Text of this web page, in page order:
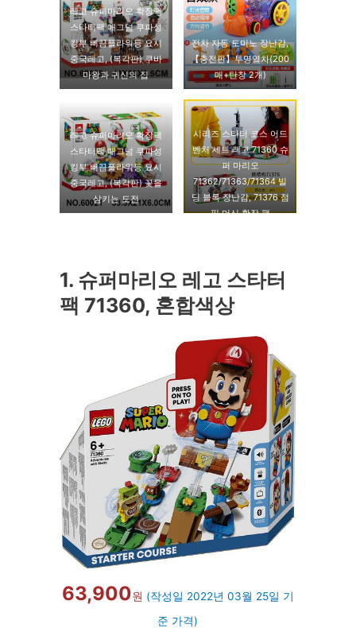
레고 슈퍼마리오 확장팩
스타터팩 매그넘 쿠파성
킹부 뻐끔플라워등 요시
중국레고, (복각판) 쿠바
마왕과 귀신의 집
전차 자동 도미노 장난감,
【충전판】투명열차(200
매+탄창 2개)
레고 슈퍼마리오 확장팩
스타터팩 매그넘 쿠파성
킹부 뻐끔플라워등 요시
중국레고, (복각판) 꽃을
삼키는 도전
시리즈 스타터 코스 어드
벤처 세트 레고 71360 슈
퍼 마리오
71362/71363/71364 빌
딩 블록 장난감, 71376 점
핑 머신 확장 팩
1. 슈퍼마리오 레고 스타터
팩 71360, 혼합색상
63,900원 (작성일 2022년 03월 25일 기
준 가격)